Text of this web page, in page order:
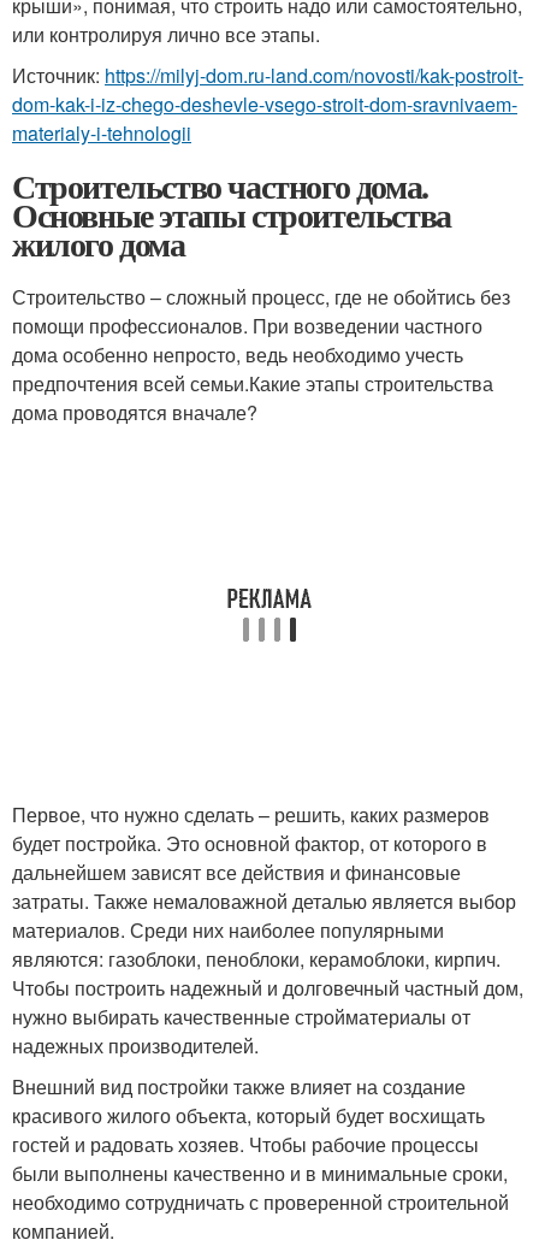
или контролируя лично все этапы.
Источник: https://milyj-dom.ru-land.com/novosti/kak-postroit-
dom-kak-i-iz-chego-deshevle-vsego-stroit-dom-sravnivaem-
materialy-i-tehnologii
Строительство частного дома.
Основные этапы строительства
жилого дома
Строительство – сложный процесс, где не обойтись без
помощи профессионалов. При возведении частного
дома особенно непросто, ведь необходимо учесть
предпочтения всей семьи.Какие этапы строительства
дома проводятся вначале?
Первое, что нужно сделать – решить, каких размеров
будет постройка. Это основной фактор, от которого в
дальнейшем зависят все действия и финансовые
затраты. Также немаловажной деталью является выбор
материалов. Среди них наиболее популярными
являются: газоблоки, пеноблоки, керамоблоки, кирпич.
Чтобы построить надежный и долговечный частный дом,
нужно выбирать качественные стройматериалы от
надежных производителей.
Внешний вид постройки также влияет на создание
красивого жилого объекта, который будет восхищать
гостей и радовать хозяев. Чтобы рабочие процессы
были выполнены качественно и в минимальные сроки,
необходимо сотрудничать с проверенной строительной
компанией.